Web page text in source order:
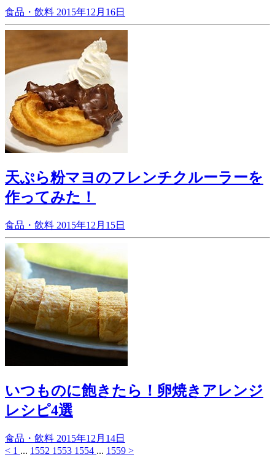
食品・飲料 2015年12月16日
天ぷら粉マヨのフレンチクルーラーを
作ってみた！
食品・飲料 2015年12月15日
いつものに飽きたら！卵焼きアレンジ
レシピ4選
食品・飲料 2015年12月14日
< 1 ... 1552 1553 1554 ... 1559 >